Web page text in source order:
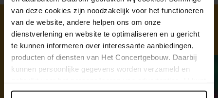
van deze cookies zijn noodzakelijk voor het functioneren
van de website, andere helpen ons om onze
dienstverlening en website te optimaliseren en u gericht
te kunnen informeren over interessante aanbiedingen,
producten of diensten van Het Concertgebouw. Daarbij
kunnen persoonlijke gegevens worden verzameld en
onder 'aanpassen' zelf welke cookies wij mogen
Ontdek meer